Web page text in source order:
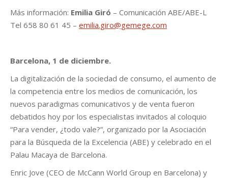
Más información: Emilia Giró – Comunicación ABE/ABE-L
Tel 658 80 61 45 – emilia.giro@gemege.com
Barcelona, 1 de diciembre.
La digitalización de la sociedad de consumo, el aumento de
la competencia entre los medios de comunicación, los
nuevos paradigmas comunicativos y de venta fueron
debatidos hoy por los especialistas invitados al coloquio
“Para vender, ¿todo vale?”, organizado por la Asociación
para la Búsqueda de la Excelencia (ABE) y celebrado en el
Palau Macaya de Barcelona.
Enric Jove (CEO de McCann World Group en Barcelona) y